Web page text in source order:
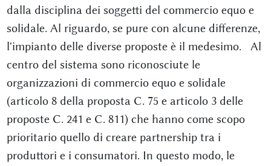
dalla disciplina dei soggetti del commercio equo e
solidale. Al riguardo, se pure con alcune differenze,
l'impianto delle diverse proposte è il medesimo. Al
centro del sistema sono riconosciute le
organizzazioni di commercio equo e solidale
(articolo 8 della proposta C. 75 e articolo 3 delle
proposte C. 241 e C. 811) che hanno come scopo
prioritario quello di creare partnership tra i
produttori e i consumatori. In questo modo, le